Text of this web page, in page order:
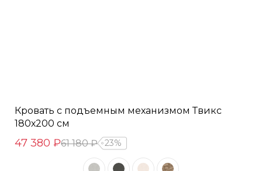
Кровать с подъемным механизмом Твикс
180х200 см
47 380 ₽61 180 ₽ 23%